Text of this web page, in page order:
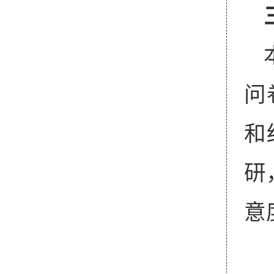
和
研
意